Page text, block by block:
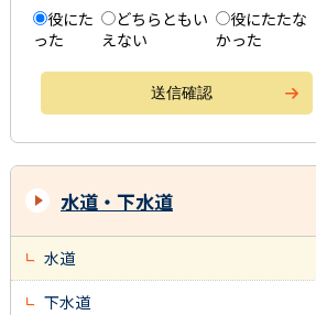
役にた
った
どちらともい
えない
役にたたな
かった
水道・下水道
水道
下水道